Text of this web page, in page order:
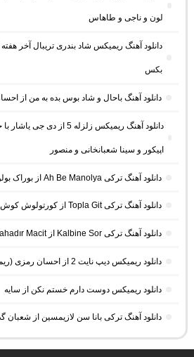
لون و ناجی و طاهاس
دانلود آهنگ ریمیکس شاد بندری تریبال آخر
بکس
دانلود آهنگ باحال و شاد بوس بده به من از
دانلود آهنگ ریمیکس زلزله 5
اپیکور و سینا شعبانخانی و منصور
دانلود آهنگ ترکی Ah Be Manolya از بوراک بولوت
دانلود آهنگ ترکی Topla Git از کورتولوش کوش
دانلود آهنگ ترکی Kalbine Sor از Bahadır Macit و Tunahan Sakar
دانلود ریمیکس دیپ نایت 2 از احسان رمزی (ریمیکس طولانی غمگین)
دانلود ریمیکس دوست دارم خستم نکن از سایه
دانلود آهنگ ترکی بانا سن لازیمسین از شعبان